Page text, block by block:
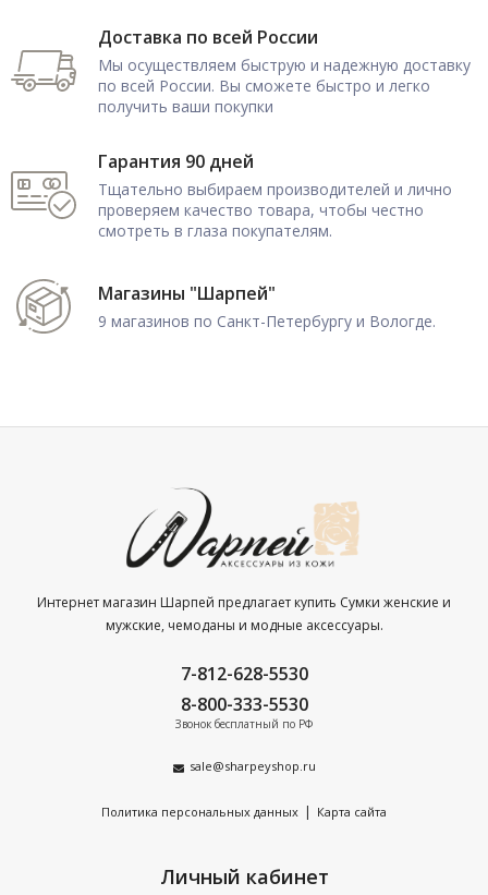
Доставка по всей России
Мы осуществляем быструю и надежную доставку
по всей России. Вы сможете быстро и легко
получить ваши покупки
Гарантия 90 дней
Тщательно выбираем производителей и лично
проверяем качество товара, чтобы честно
смотреть в глаза покупателям.
Магазины "Шарпей"
9 магазинов по Санкт-Петербургу и Вологде.
Интернет магазин Шарпей предлагает купить Сумки женские и
мужские, чемоданы и модные аксессуары.
7-812-628-5530
8-800-333-5530
Звонок бесплатный по РФ
sale@sharpeyshop.ru
Политика персональных данных | Карта сайта
Личный кабинет